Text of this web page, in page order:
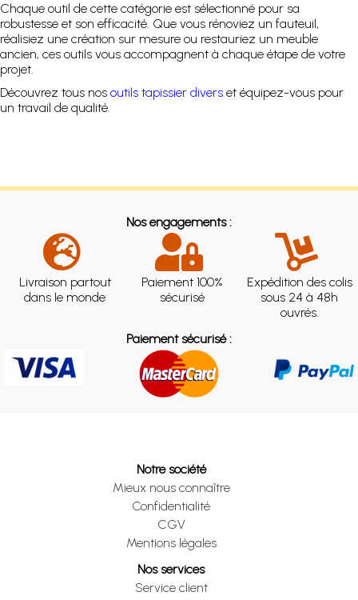
Chaque outil de cette catégorie est sélectionné pour sa
robustesse et son efficacité. Que vous rénoviez un fauteuil,
réalisiez une création sur mesure ou restauriez un meuble
ancien, ces outils vous accompagnent à chaque étape de votre
projet.
Découvrez tous nos outils tapissier divers et équipez-vous pour
un travail de qualité.
Nos engagements :
Livraison partout
dans le monde
Paiement 100%
sécurisé
Expédition des colis
sous 24 à 48h
ouvrés.
Paiement sécurisé :
Notre société
Mieux nous connaître
Confidentialité
CGV
Mentions légales
Nos services
Service client